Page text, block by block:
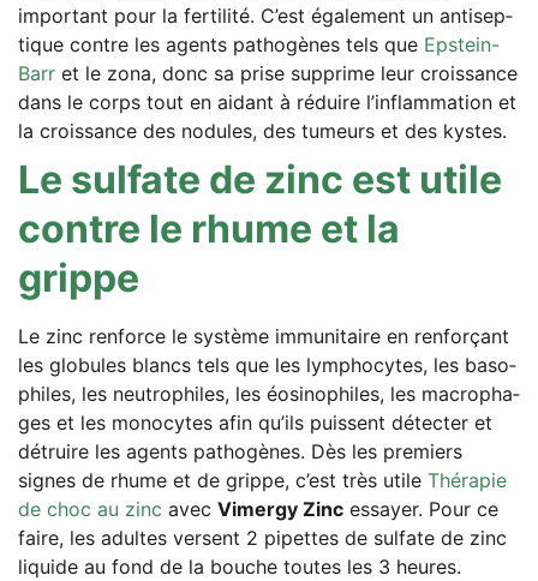
important pour la fer­ti­li­té. C’est éga­le­ment un anti­sep­
tique cont­re les agents patho­gè­nes tels que Epstein-
Barr et le zona, donc sa pri­se sup­p­rime leur crois­sance
dans le corps tout en aidant à rédui­re l’in­flamm­a­ti­on et
la crois­sance des nodu­les, des tumeurs et des kystes.
Le sul­fa­te de zinc est uti­le
cont­re le rhu­me et la
grippe
Le zinc ren­force le sys­tème immu­ni­taire en ren­for­çant
les glo­bu­les blancs tels que les lym­pho­cytes, les bas­o­
phi­les, les neu­tro­phi­les, les éosi­no­phi­les, les macro­pha­
ges et les mono­cytes afin qu’ils puis­sent détec­ter et
détrui­re les agents patho­gè­nes. Dès les pre­miers
signes de rhu­me et de grip­pe, c’est très uti­le Thé­ra­pie
de choc au zinc avec Vimer­gy Zinc essay­er. Pour ce
fai­re, les adul­tes ver­sent 2 pipet­tes de sul­fa­te de zinc
liqui­de au fond de la bou­che tou­tes les 3 heu­res.